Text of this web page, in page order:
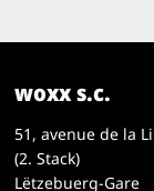
woxx s.c.
51, avenue de la
(2. Stack)
Lëtzebuerg-Gare